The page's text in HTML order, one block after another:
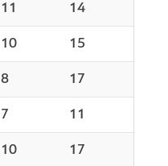
11 14
10 15
8 17
7 11
10 17